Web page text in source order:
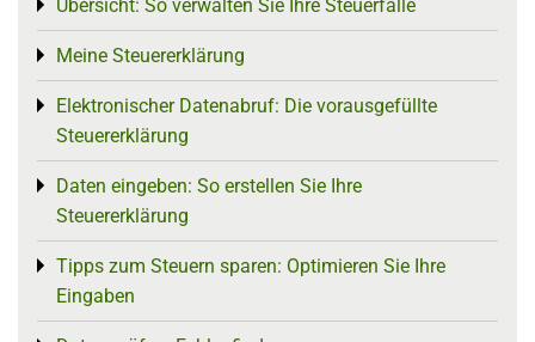
Übersicht: So verwalten Sie Ihre Steuerfälle
Toggle menu
Meine Steuererklärung
Toggle menu
Elektronischer Datenabruf: Die vorausgefüllte
Steuererklärung
Toggle menu
Daten eingeben: So erstellen Sie Ihre
Steuererklärung
Toggle menu
Tipps zum Steuern sparen: Optimieren Sie Ihre
Eingaben
Toggle menu